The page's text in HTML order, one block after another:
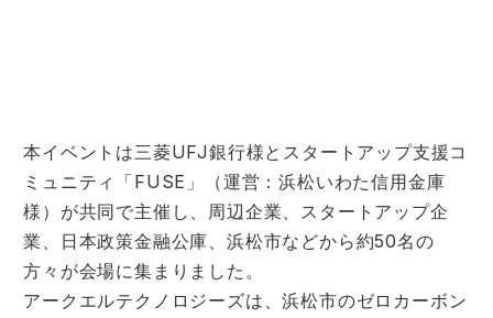
本イベントは三菱UFJ銀行様とスタートアップ支援コ
ミュニティ「FUSE」（運営：浜松いわた信用金庫
様）が共同で主催し、周辺企業、スタートアップ企
業、日本政策金融公庫、浜松市などから約50名の
方々が会場に集まりました。
アークエルテクノロジーズは、浜松市のゼロカーボン